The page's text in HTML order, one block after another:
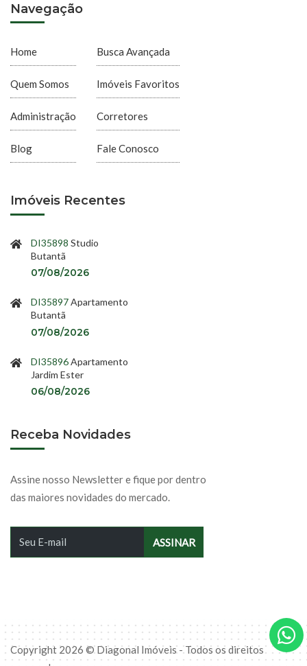
Navegação
Home
Quem Somos
Administração
Blog
Busca Avançada
Imóveis Favoritos
Corretores
Fale Conosco
Imóveis Recentes
DI35898 Studio
Butantã
07/08/2026
DI35897Apartamento
Butantã
07/08/2026
DI35896Apartamento
Jardim Ester
06/08/2026
Receba Novidades
Assine nosso Newsletter e fique por dentro
das maiores novidades do mercado.
Copyright 2026 © Diagonal Imóveis - Todos os direitos